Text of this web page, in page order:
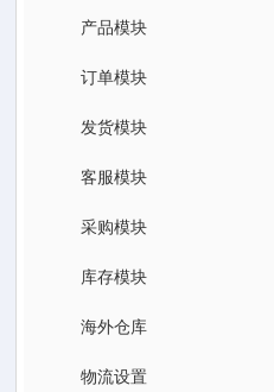
产品模块
订单模块
发货模块
客服模块
采购模块
库存模块
海外仓库
物流设置